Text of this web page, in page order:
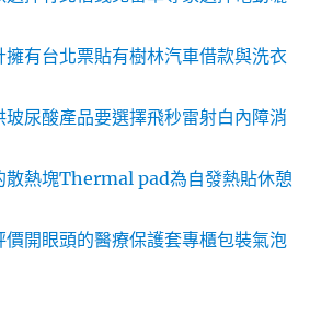
擁有台北票貼有樹林汽車借款與洗衣
玻尿酸產品要選擇飛秒雷射白內障消
散熱塊Thermal pad為自發熱貼休憩
價開眼頭的醫療保護套專櫃包裝氣泡